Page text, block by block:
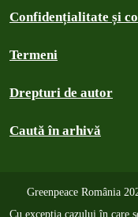
Confidențialitate și
Termeni
Drepturi de autor
Caută în arhivă
Greenpeace România
Cu excepția cazului în care